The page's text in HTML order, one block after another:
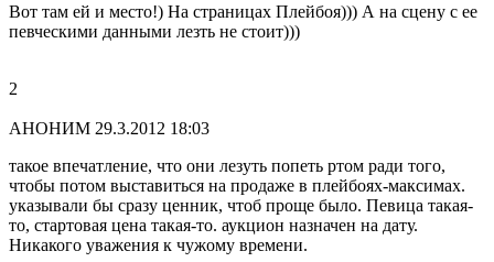
Вот там ей и место!) На страницах Плейбоя))) А на сцену с ее
певческими данными лезть не стоит)))
2
АНОНИМ 29.3.2012 18:03
такое впечатление, что они лезуть попеть ртом ради того,
чтобы потом выставиться на продаже в плейбоях-максимах.
указывали бы сразу ценник, чтоб проще было. Певица такая-
то, стартовая цена такая-то. аукцион назначен на дату.
Никакого уважения к чужому времени.